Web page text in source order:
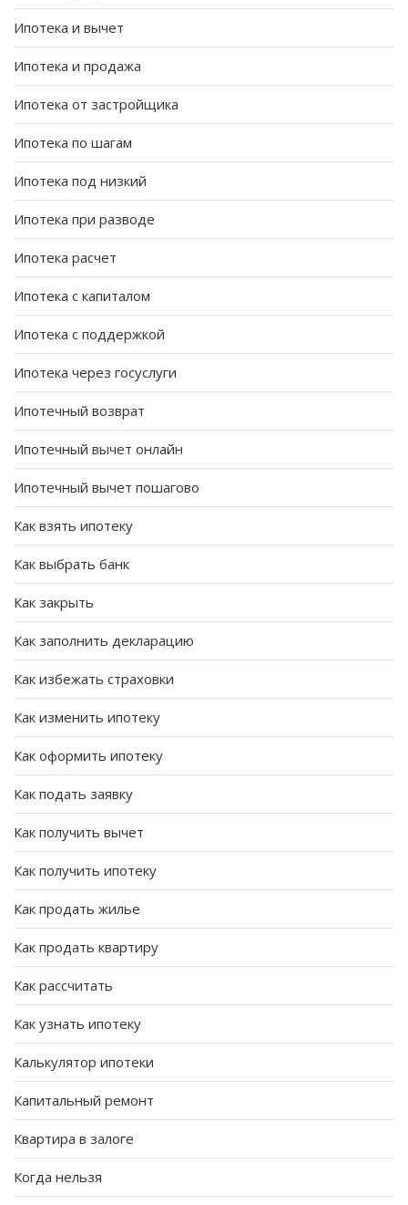
Ипотека и вычет
Ипотека и продажа
Ипотека от застройщика
Ипотека по шагам
Ипотека под низкий
Ипотека при разводе
Ипотека расчет
Ипотека с капиталом
Ипотека с поддержкой
Ипотека через госуслуги
Ипотечный возврат
Ипотечный вычет онлайн
Ипотечный вычет пошагово
Как взять ипотеку
Как выбрать банк
Как закрыть
Как заполнить декларацию
Как избежать страховки
Как изменить ипотеку
Как оформить ипотеку
Как подать заявку
Как получить вычет
Как получить ипотеку
Как продать жилье
Как продать квартиру
Как рассчитать
Как узнать ипотеку
Калькулятор ипотеки
Капитальный ремонт
Квартира в залоге
Когда нельзя